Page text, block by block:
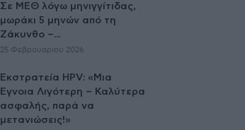
Σε ΜΕΘ λόγω μηνιγγίτιδας,
μωράκι 5 μηνών από τη
Ζάκυνθο –...
25 Φεβρουαρίου 2026
Εκστρατεία HPV: «Μια
Έγνοια Λιγότερη – Καλύτερα
ασφαλής, παρά να
μετανιώσεις!»